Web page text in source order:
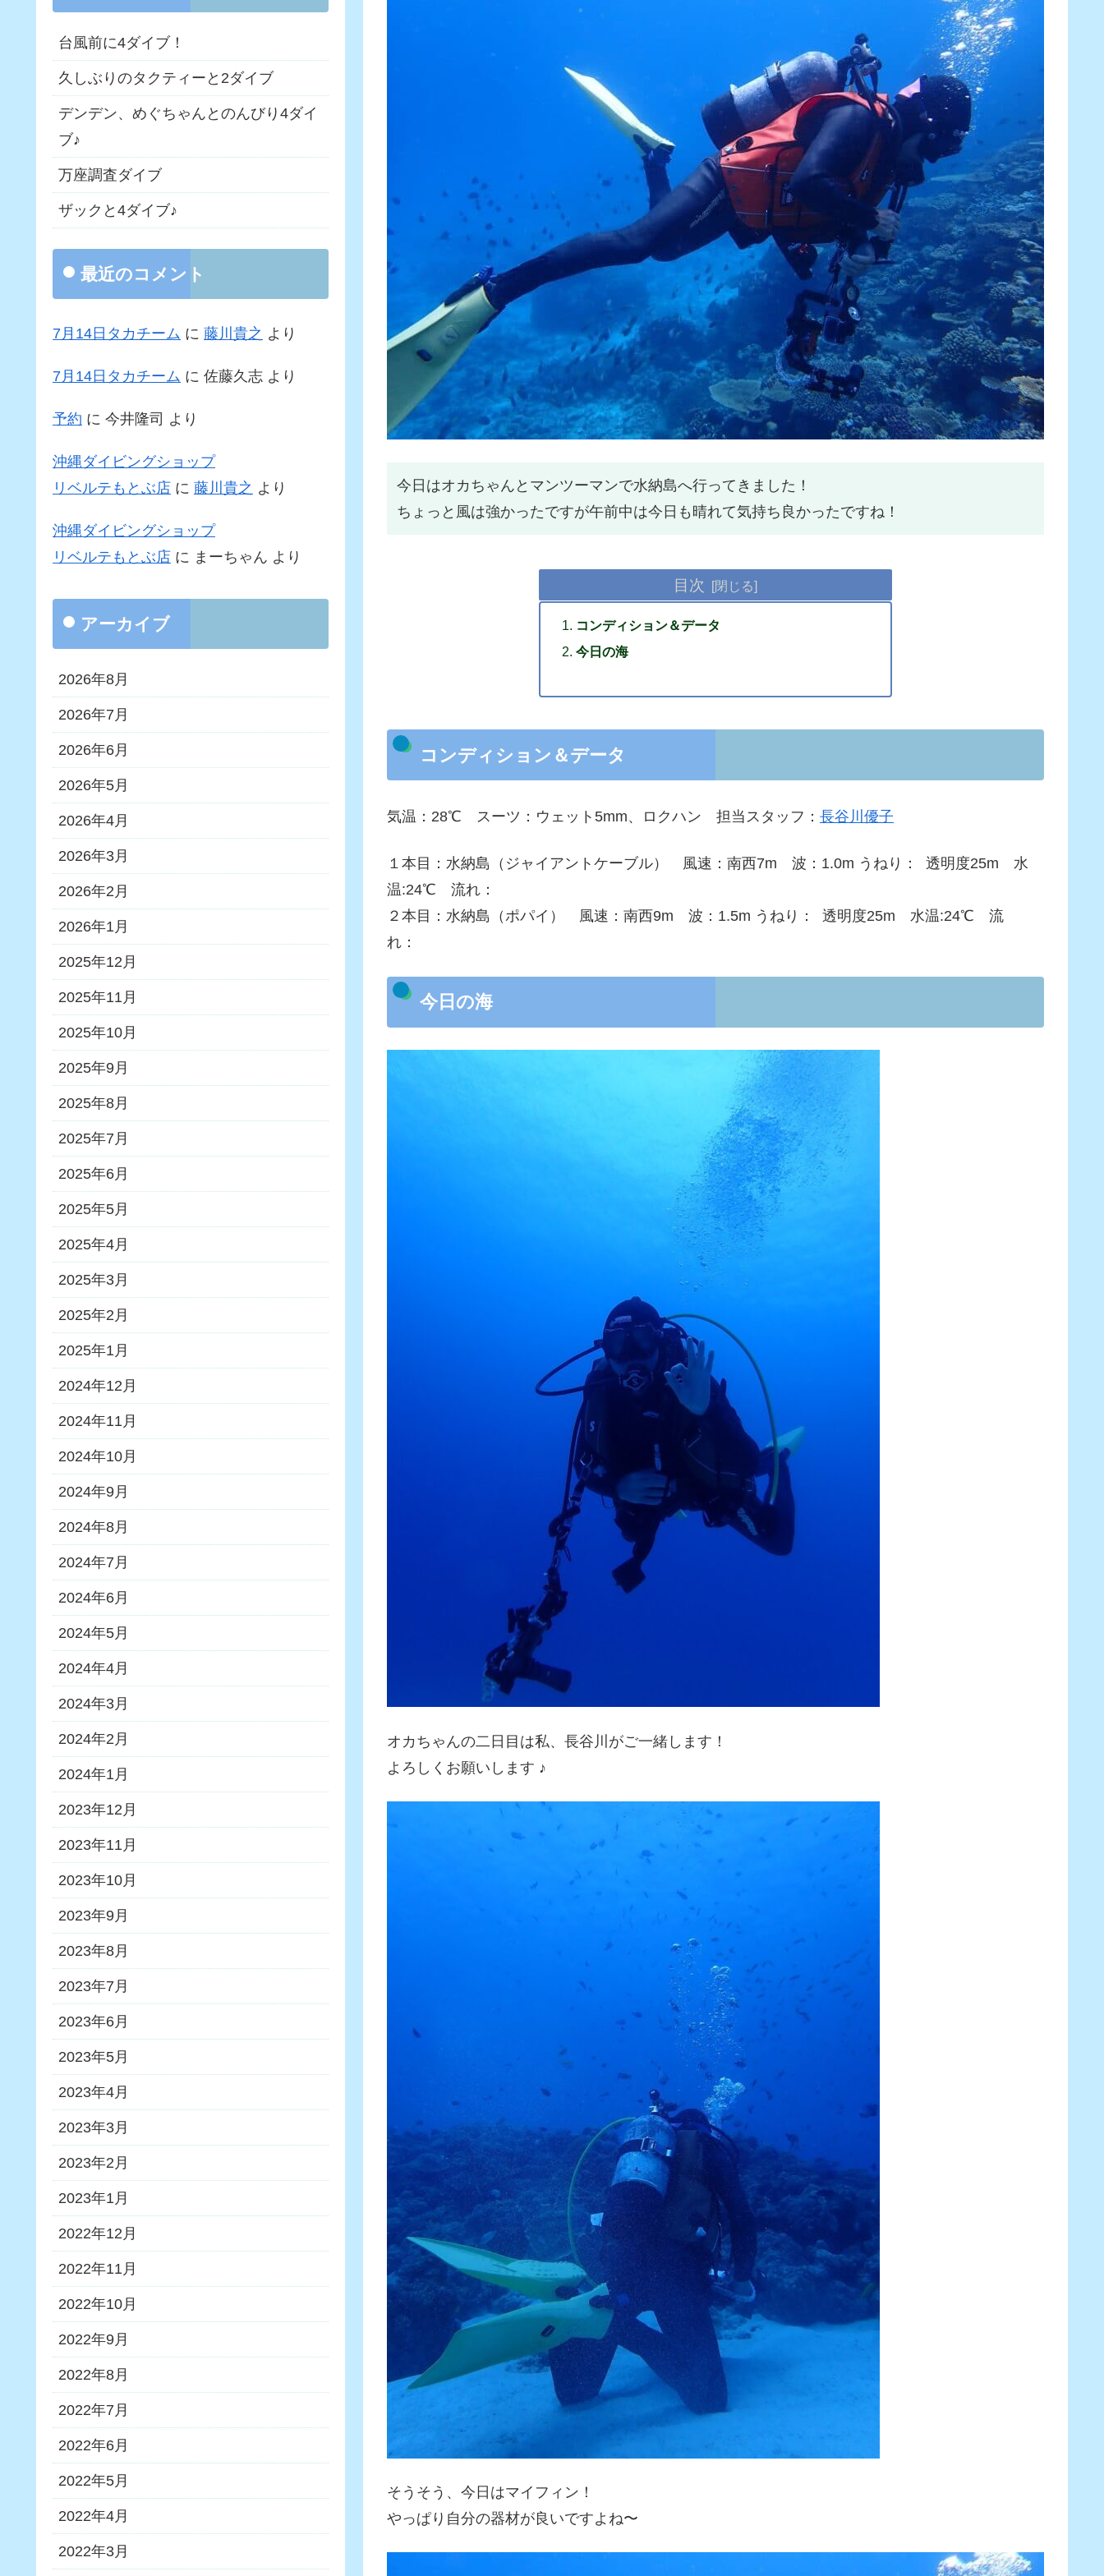
今日はオカちゃんとマンツーマンで水納島へ行ってきました！
ちょっと風は強かったですが午前中は今日も晴れて気持ち良かったですね！
目次
コンディション＆データ
今日の海
コンディション＆データ
気温：28℃ スーツ：ウェット5mm、ロクハン 担当スタッフ： 長谷川優子
１本目：水納島（ジャイアントケーブル） 風速：南西7m 波：1.0m うねり： 透明度25m 水
温:24℃ 流れ：
２本目：水納島（ポパイ） 風速：南西9m 波：1.5m うねり： 透明度25m 水温:24℃ 流
れ：
今日の海
オカちゃんの二日目は私、長谷川がご一緒します！
よろしくお願いします ♪
そうそう、今日はマイフィン！
やっぱり自分の器材が良いですよね〜
台風前に4ダイブ！
久しぶりのタクティーと2ダイブ
デンデン、めぐちゃんとのんびり4ダイ
ブ♪
万座調査ダイブ
ザックと4ダイブ♪
最近のコメント
7月14日タカチーム に 藤川貴之 より
7月14日タカチーム に 佐藤久志 より
予約 に 今井隆司 より
沖縄ダイビングショップ
リベルテもとぶ店 に 藤川貴之 より
沖縄ダイビングショップ
リベルテもとぶ店 に まーちゃん より
アーカイブ
2026年8月
2026年7月
2026年6月
2026年5月
2026年4月
2026年3月
2026年2月
2026年1月
2025年12月
2025年11月
2025年10月
2025年9月
2025年8月
2025年7月
2025年6月
2025年5月
2025年4月
2025年3月
2025年2月
2025年1月
2024年12月
2024年11月
2024年10月
2024年9月
2024年8月
2024年7月
2024年6月
2024年5月
2024年4月
2024年3月
2024年2月
2024年1月
2023年12月
2023年11月
2023年10月
2023年9月
2023年8月
2023年7月
2023年6月
2023年5月
2023年4月
2023年3月
2023年2月
2023年1月
2022年12月
2022年11月
2022年10月
2022年9月
2022年8月
2022年7月
2022年6月
2022年5月
2022年4月
2022年3月